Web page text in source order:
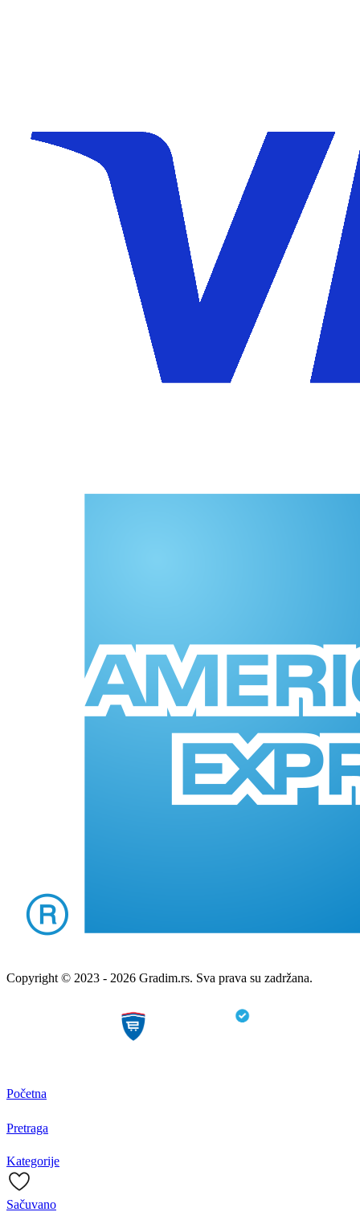
Copyright © 2023 - 2026 Gradim.rs. Sva prava su zadržana.
Početna
Pretraga
Kategorije
Sačuvano